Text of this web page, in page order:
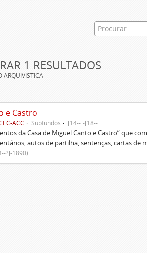
1 RESULTADOS
ARQUIVÍSTICA
e Castro
ACC Subfundos [14--]-[18--]
da Casa de Miguel Canto e Castro” que
autos de partilha, sentenças, cartas de
?]-1890)